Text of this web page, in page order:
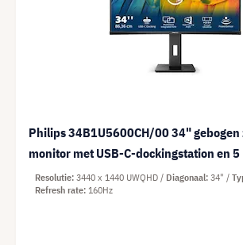
Philips 34B1U5600CH/00 34" gebogen
monitor met USB-C-dockingstation en
Resolutie 3440 x 1440 UWQHD Diagonaal 34"
Refresh rate 160Hz